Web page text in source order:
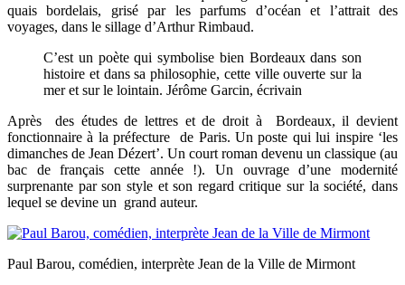
quais bordelais, grisé par les parfums d’océan et l’attrait des
voyages, dans le sillage d’Arthur Rimbaud.
C’est un poète qui symbolise bien Bordeaux dans son
histoire et dans sa philosophie, cette ville ouverte sur la
mer et sur le lointain. Jérôme Garcin, écrivain
Après des études de lettres et de droit à Bordeaux, il devient
fonctionnaire à la préfecture de Paris. Un poste qui lui inspire ‘les
dimanches de Jean Dézert’. Un court roman devenu un classique (au
bac de français cette année !). Un ouvrage d’une modernité
surprenante par son style et son regard critique sur la société, dans
lequel se devine un grand auteur.
Paul Barou, comédien, interprète Jean de la Ville de Mirmont